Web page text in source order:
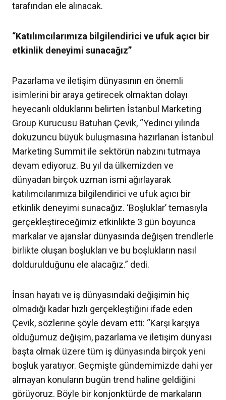
tarafından ele alınacak.
“Katılımcılarımıza bilgilendirici ve ufuk açıcı bir
etkinlik deneyimi sunacağız”
Pazarlama ve iletişim dünyasının en önemli
isimlerini bir araya getirecek olmaktan dolayı
heyecanlı olduklarını belirten İstanbul Marketing
Group Kurucusu Batuhan Çevik, “Yedinci yılında
dokuzuncu büyük buluşmasına hazırlanan İstanbul
Marketing Summit ile sektörün nabzını tutmaya
devam ediyoruz. Bu yıl da ülkemizden ve
dünyadan birçok uzman ismi ağırlayarak
katılımcılarımıza bilgilendirici ve ufuk açıcı bir
etkinlik deneyimi sunacağız. ‘Boşluklar’ temasıyla
gerçekleştireceğimiz etkinlikte 3 gün boyunca
markalar ve ajanslar dünyasında değişen trendlerle
birlikte oluşan boşlukları ve bu boşlukların nasıl
doldurulduğunu ele alacağız.” dedi.
İnsan hayatı ve iş dünyasındaki değişimin hiç
olmadığı kadar hızlı gerçekleştiğini ifade eden
Çevik, sözlerine şöyle devam etti: “Karşı karşıya
olduğumuz değişim, pazarlama ve iletişim dünyası
başta olmak üzere tüm iş dünyasında birçok yeni
boşluk yaratıyor. Geçmişte gündemimizde dahi yer
almayan konuların bugün trend haline geldiğini
görüyoruz. Böyle bir konjonktürde de markaların